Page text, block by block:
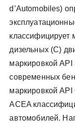
d’Automobiles)
классифицирует
дизельных (C)
маркировкой
современных
маркировкой API
ACEA
автомобилей.